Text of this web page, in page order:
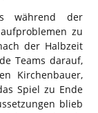
während der
zu
der Halbzeit
Teams darauf,
Kirchenbauer,
Spiel zu Ende
blieb